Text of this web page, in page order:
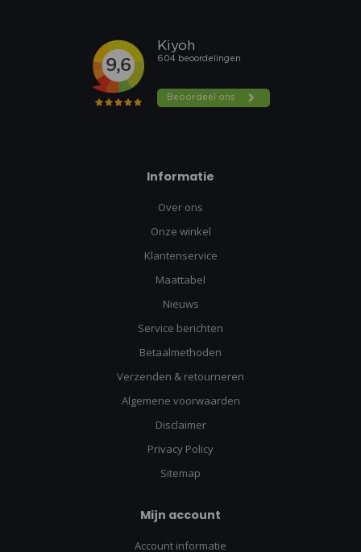
Informatie
Over ons
Onze winkel
Klantenservice
Maattabel
Nieuws
Service berichten
Betaalmethoden
Verzenden & retourneren
Algemene voorwaarden
Disclaimer
Privacy Policy
Sitemap
Mijn account
Account informatie